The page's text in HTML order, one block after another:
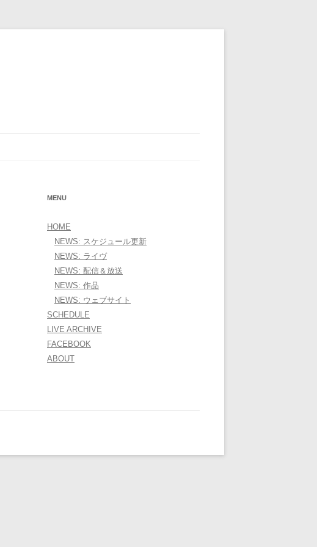
THE OFFICIAL WEBSITE＞
MENU
HOME
NEWS: スケジュール更新
NEWS: ライヴ
NEWS: 配信＆放送
NEWS: 作品
NEWS: ウェブサイト
SCHEDULE
LIVE ARCHIVE
FACEBOOK
ABOUT